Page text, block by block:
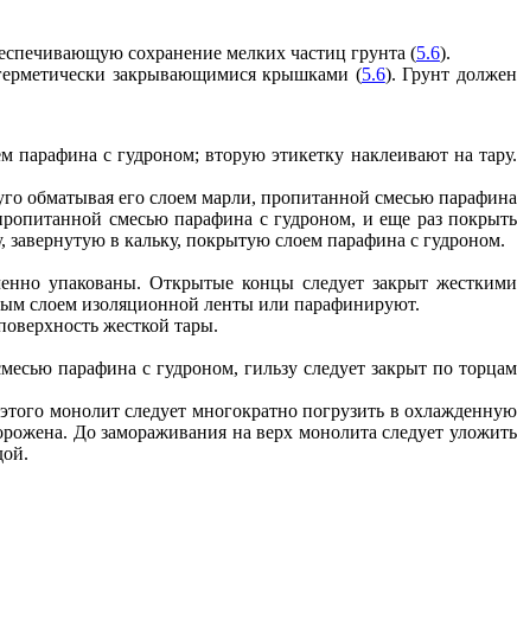
сохранение мелких частиц грунта (5.6).
закрывающимися крышками (5.6). Грунт должен
с гудроном; вторую этикетку наклеивают на тару.
обматывая его слоем марли, пропитанной смесью парафина
смесью парафина с гудроном, и еще раз покрыть
в кальку, покрытую слоем парафина с гудроном.
упакованы. Открытые концы следует закрыт жесткими
слоем изоляционной ленты или парафинируют.
жесткой тары.
парафина с гудроном, гильзу следует закрыт по торцам
монолит следует многократно погрузить в охлажденную
До замораживания на верх монолита следует уложить